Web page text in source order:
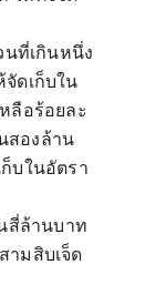
นที่เกินหนึ่ง
ดเก็บใน
ลือร้อยละ
สองล้าน
บในอัตรา
สี่ล้านบาท
ามสิบเจ็ด